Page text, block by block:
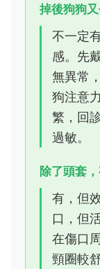
掉後狗狗
不一定
感。先
無異常
狗注意
繁，回
過敏。
除了頭套
有，但
口，但
在傷口
頸圈較